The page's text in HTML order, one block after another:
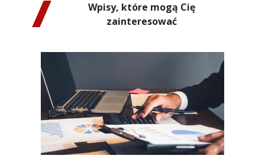
Wpisy, które mogą Cię
zainteresować